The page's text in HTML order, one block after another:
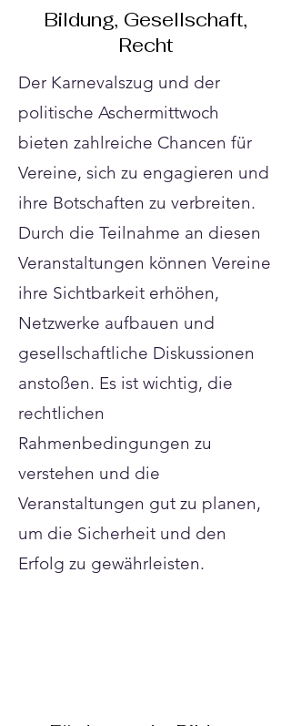
Bildung, Gesellschaft,
Recht
Der Karnevalszug und der
politische Aschermittwoch
bieten zahlreiche Chancen für
Vereine, sich zu engagieren und
ihre Botschaften zu verbreiten.
Durch die Teilnahme an diesen
Veranstaltungen können Vereine
ihre Sichtbarkeit erhöhen,
Netzwerke aufbauen und
gesellschaftliche Diskussionen
anstoßen. Es ist wichtig, die
rechtlichen
Rahmenbedingungen zu
verstehen und die
Veranstaltungen gut zu planen,
um die Sicherheit und den
Erfolg zu gewährleisten.